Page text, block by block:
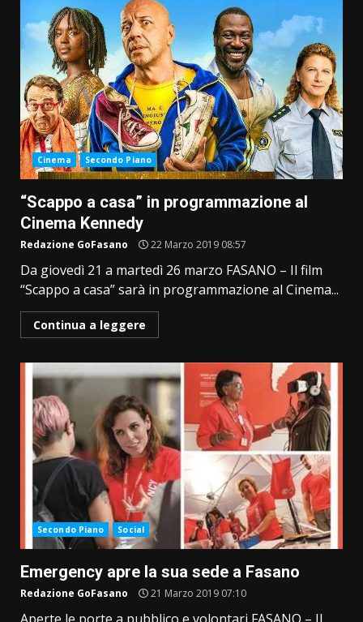
Cinema Secondo Piano
“Scappo a casa” in programmazione al
Cinema Kennedy
Redazione GoFasano 22 Marzo 2019 08:57
Da giovedì 21 a martedì 26 marzo FASANO – Il film
“Scappo a casa” sarà in programmazione al Cinema...
Continua a leggere
Secondo Piano Social
Emergency apre la sua sede a Fasano
Redazione GoFasano 21 Marzo 2019 07:10